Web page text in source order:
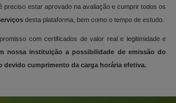
preciso estar aprovado na avaliação e cumprir todos os
desta plataforma, bem como o tempo de estudo.
com certificados de valor real e legitimidade e
nossa instituição a possibilidade de emissão do
devido cumprimento da carga horária efetiva.